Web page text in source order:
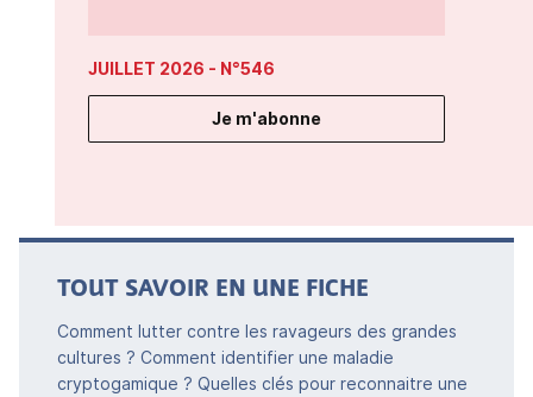
JUILLET 2026 - N°546
Je m'abonne
TOUT SAVOIR EN UNE FICHE
Comment lutter contre les ravageurs des grandes
cultures ? Comment identifier une maladie
cryptogamique ? Quelles clés pour reconnaitre une